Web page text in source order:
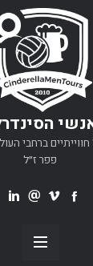
ברחבי
פפר ז״ל